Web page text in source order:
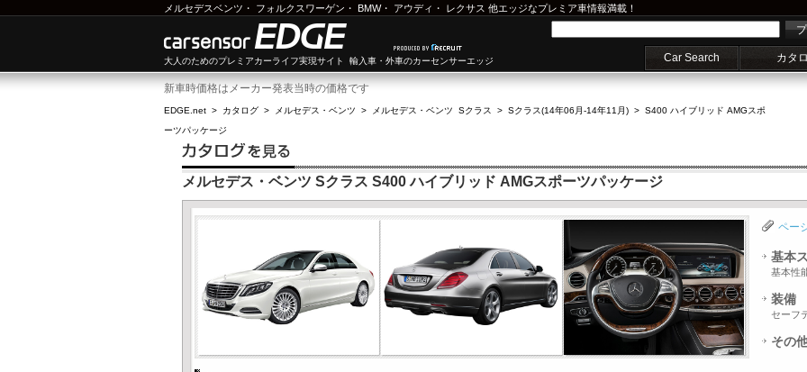
メルセデスベンツ ・ フォルクスワーゲン ・ BMW・ アウディ ・ レクサス 他エッジなプレミア車情報満載！
大人のためのプレミアカーライフ実現サイト 輸入車・外車のカーセンサーエッジ Car Search カタ
新車時価格はメーカー発表当時の価格です
EDGE.net > カタログ > メルセデス・ベンツ > メルセデス・ベンツ Sクラス > Sクラス(14年06月-14年11月) > S400 ハイブリッド AMGスポ
ーツパッケージ
メルセデス・ベンツ Sクラス S400 ハイブリッド AMGスポーツパッケージ
ペー
基本
基本性
装備
セーフ
その